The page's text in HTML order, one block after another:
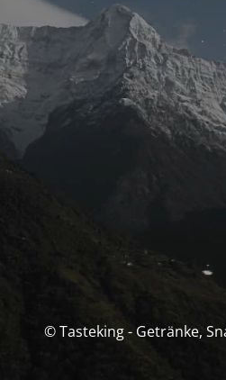
© Tasteking - Getränke,